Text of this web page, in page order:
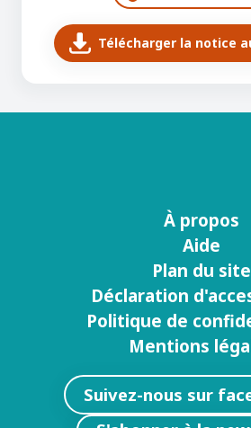
Télécharger la notice
À propos
Aide
Plan du site
Déclaration
Politique de
Mentions
Suivez-nous sur